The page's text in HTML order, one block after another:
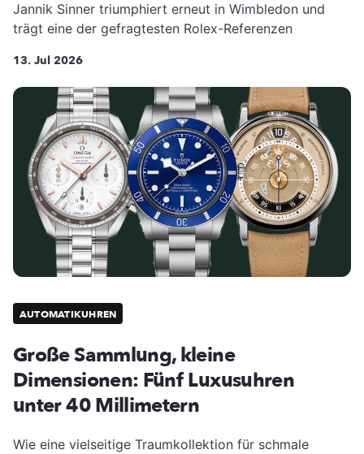
Jannik Sinner triumphiert erneut in Wimbledon und
trägt eine der gefragtesten Rolex-Referenzen
13. Jul 2026
AUTOMATIKUHREN
Große Sammlung, kleine
Dimensionen: Fünf Luxusuhren
unter 40 Millimetern
Wie eine vielseitige Traumkollektion für schmale